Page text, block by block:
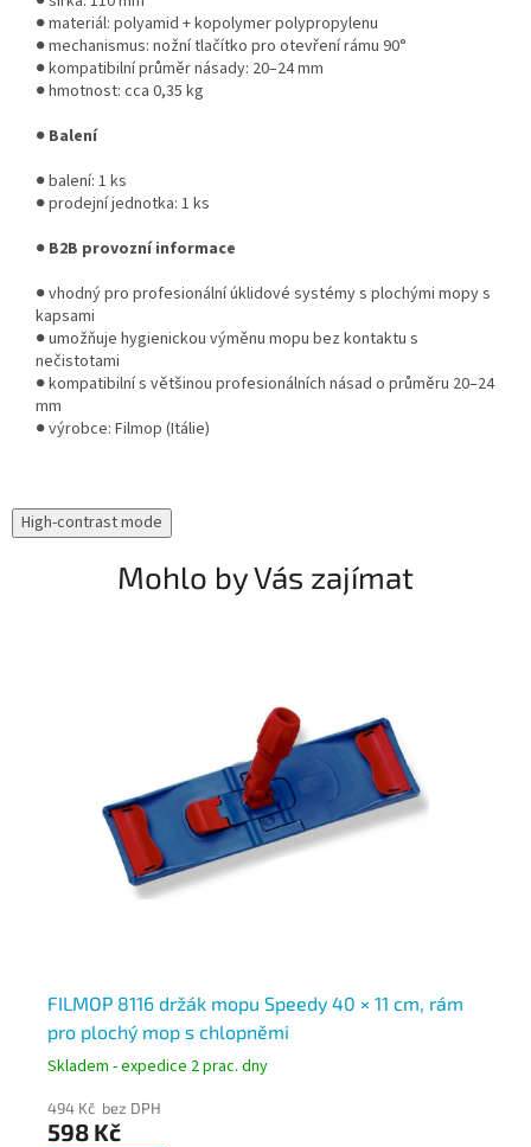
● materiál: polyamid + kopolymer polypropylenu
● mechanismus: nožní tlačítko pro otevření rámu 90°
● kompatibilní průměr násady: 20–24 mm
● hmotnost: cca 0,35 kg
● Balení
● balení: 1 ks
● prodejní jednotka: 1 ks
● B2B provozní informace
● vhodný pro profesionální úklidové systémy s plochými mopy s
kapsami
● umožňuje hygienickou výměnu mopu bez kontaktu s
nečistotami
● kompatibilní s většinou profesionálních násad o průměru 20–24
mm
● výrobce: Filmop (Itálie)
High-contrast mode
Mohlo by Vás zajímat
FILMOP 8116 držák mopu Speedy 40 × 11 cm, rám
pro plochý mop s chlopněmi
Skladem - expedice 2 prac. dny
494 Kč bez DPH
598 Kč